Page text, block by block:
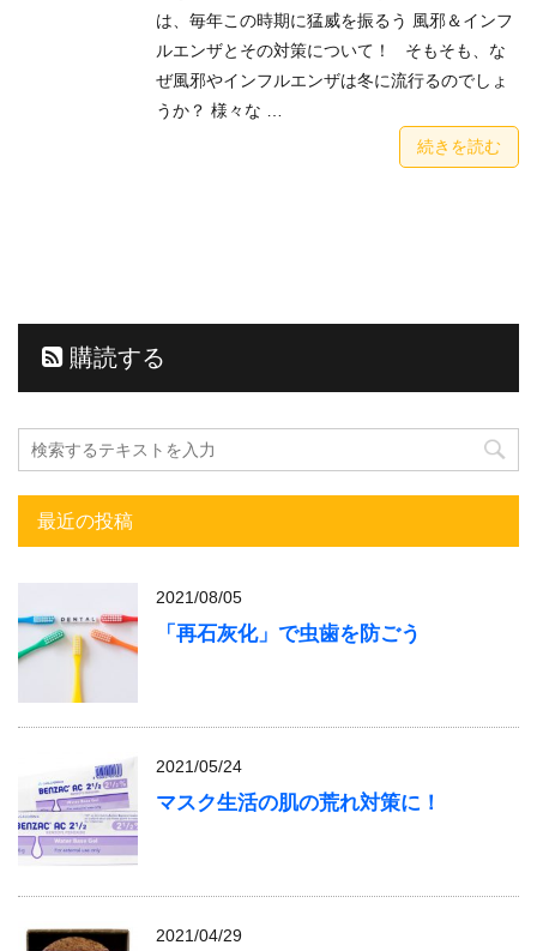
は、毎年この時期に猛威を振るう 風邪＆インフ
ルエンザとその対策について！ そもそも、な
ぜ風邪やインフルエンザは冬に流行るのでしょ
うか？ 様々な …
続きを読む
購読する
最近の投稿
2021/08/05
「再石灰化」で虫歯を防ごう
2021/05/24
マスク生活の肌の荒れ対策に！
2021/04/29